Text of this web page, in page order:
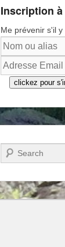
Inscription
Me prévenir s'il
clickez pour
Recherche